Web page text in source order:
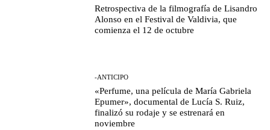
Retrospectiva de la filmografía de Lisandro
Alonso en el Festival de Valdivia, que
comienza el 12 de octubre
-ANTICIPO
«Perfume, una película de María Gabriela
Epumer», documental de Lucía S. Ruiz,
finalizó su rodaje y se estrenará en
noviembre